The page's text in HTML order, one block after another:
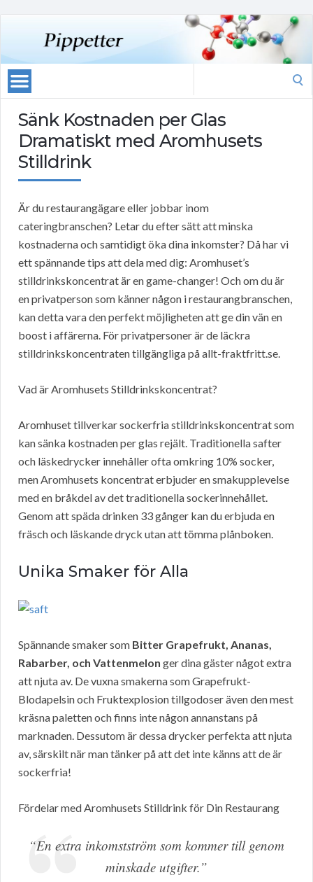
Sänk Kostnaden per Glas
Dramatiskt med Aromhusets
Stilldrink
Är du restaurangägare eller jobbar inom
cateringbranschen? Letar du efter sätt att minska
kostnaderna och samtidigt öka dina inkomster? Då har vi
ett spännande tips att dela med dig: Aromhuset’s
stilldrinkskoncentrat är en game-changer! Och om du är
en privatperson som känner någon i restaurangbranschen,
kan detta vara den perfekt möjligheten att ge din vän en
boost i affärerna. För privatpersoner är de läckra
stilldrinkskoncentraten tillgängliga på allt-fraktfritt.se.
Vad är Aromhusets Stilldrinkskoncentrat?
Aromhuset tillverkar sockerfria stilldrinkskoncentrat som
kan sänka kostnaden per glas rejält. Traditionella safter
och läskedrycker innehåller ofta omkring 10% socker,
men Aromhusets koncentrat erbjuder en smakupplevelse
med en bråkdel av det traditionella sockerinnehållet.
Genom att späda drinken 33 gånger kan du erbjuda en
fräsch och läskande dryck utan att tömma plånboken.
Unika Smaker för Alla
Spännande smaker som Bitter Grapefrukt, Ananas,
Rabarber, och Vattenmelon ger dina gäster något extra
att njuta av. De vuxna smakerna som Grapefrukt-
Blodapelsin och Fruktexplosion tillgodoser även den mest
kräsna paletten och finns inte någon annanstans på
marknaden. Dessutom är dessa drycker perfekta att njuta
av, särskilt när man tänker på att det inte känns att de är
sockerfria!
Fördelar med Aromhusets Stilldrink för Din Restaurang
“En extra inkomstström som kommer till genom
minskade utgifter.”